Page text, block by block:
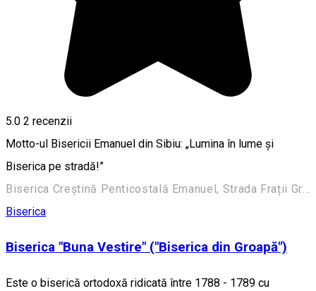
5.0 2 recenzii
Motto-ul Bisericii Emanuel din Sibiu: „Lumina în lume şi
Biserica pe stradă!”
Biserica
Biserica "Buna Vestire" ("Biserica din Groapă")
Este o biserică ortodoxă ridicată între 1788 - 1789 cu